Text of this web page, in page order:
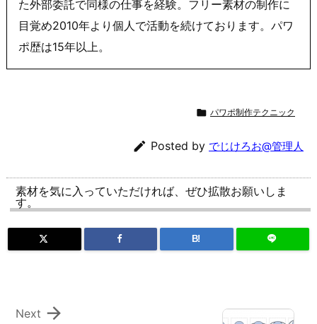
た外部委託で同様の仕事を経験。フリー素材の制作に
目覚め2010年より個人で活動を続けております。パワ
ポ歴は15年以上。
 パワポ制作テクニック
 Posted by でじけろお@管理人
素材を気に入っていただければ、ぜひ拡散お願いしま
す。
B!

Next